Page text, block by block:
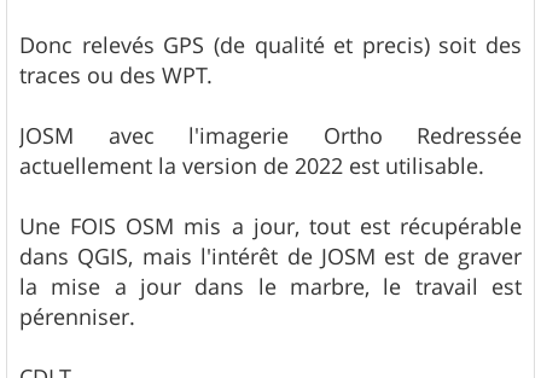
Donc relevés GPS (de qualité et precis) soit des
traces ou des WPT.
JOSM avec l'imagerie Ortho Redressée
actuellement la version de 2022 est utilisable.
Une FOIS OSM mis a jour, tout est récupérable
dans QGIS, mais l'intérêt de JOSM est de graver
la mise a jour dans le marbre, le travail est
pérenniser.